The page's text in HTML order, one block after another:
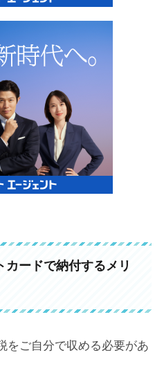
ードで納付するメリ
をご自分で収める必要があ